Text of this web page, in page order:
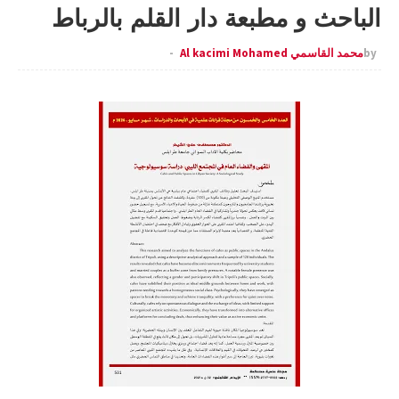
الباحث و مطبعة دار القلم بالرباط
byمحمد القاسمي Al kacimi Mohamed